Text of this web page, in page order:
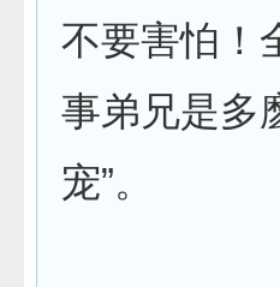
不要害怕！
事弟兄是多
宠”。